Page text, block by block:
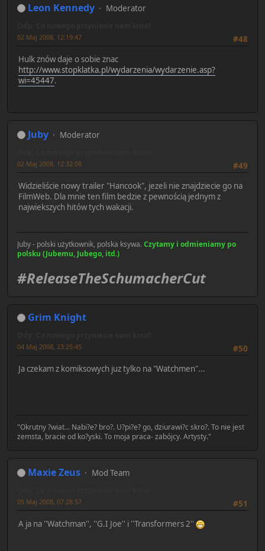
Leon Kennedy Moderator
#48
02 Maj 2008, 12:19:47
Hulk znów daje o sobie znac
http://www.stopklatka.pl/wydarzenia/wydarzenie.asp?
wi=45447.
Juby Moderator
#49
02 Maj 2008, 12:32:08
Widzieliście nowy trailer "Hancook", jezeli nie znajdziecie go na
FilmWeb. Dla mnie ten film bedzie z pewnością jednym z
najwiekszych hitów tych wakacji.
Juby - polski użytkownik, polska ksywa.Czytamy i odmieniamy po
polsku (Jubemu, Jubego, itd.)
#ReleaseTheSchumacherCut
Grim Knight
#50
04 Maj 2008, 23:25:45
Ja czekam z komiksowych juz tylko na "Watchmen"...
"Okrutny ?wiat... Nabi?e? bro?. U?pi?e? go, dziurawi?c skro?. To nie jest
zemsta, bracie od ko?yski. To moja praca- zabójcy. Artysty."
Maxie Zeus Mod Team
#51
05 Maj 2008, 07:28:57
A ja na ''Watchman'', ''G.I Joe'' i ''Transformers 2''